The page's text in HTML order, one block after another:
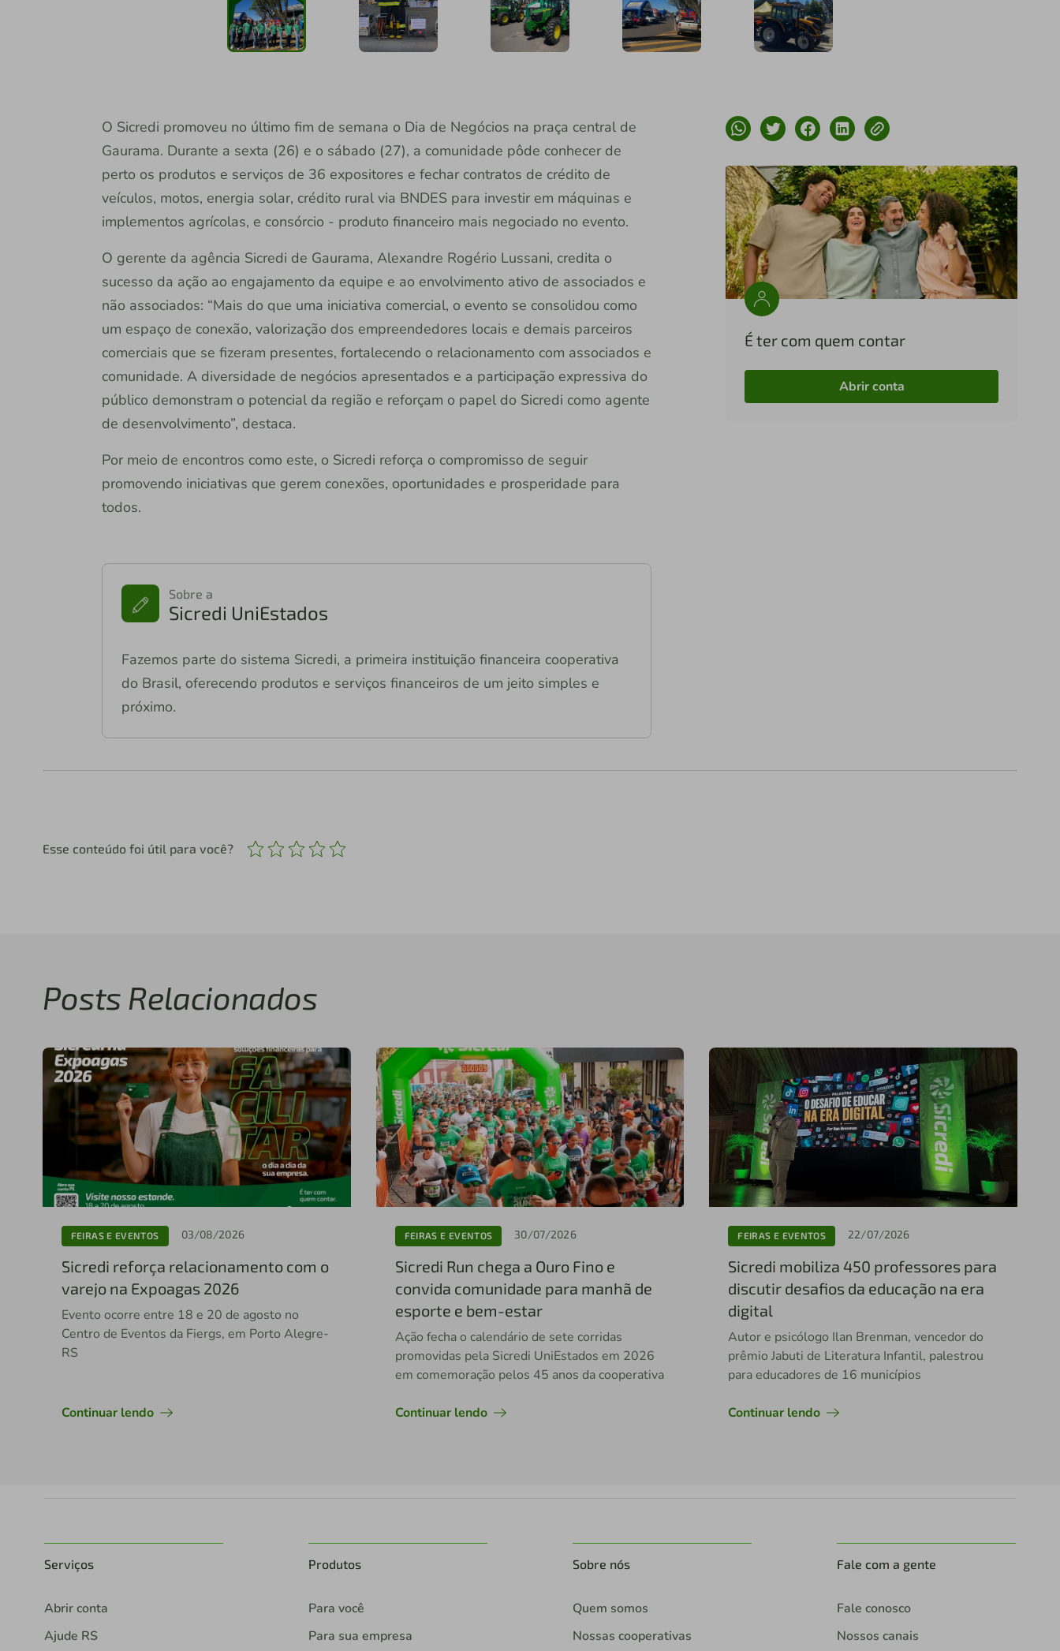
O Sicredi promoveu no último fim de semana o Dia de Negócios na praça central de
Gaurama. Durante a sexta (26) e o sábado (27), a comunidade pôde conhecer de
perto os produtos e serviços de 36 expositores e fechar contratos de crédito de
veículos, motos, energia solar, crédito rural via BNDES para investir em máquinas e
implementos agrícolas, e consórcio - produto financeiro mais negociado no evento.
O gerente da agência Sicredi de Gaurama, Alexandre Rogério Lussani, credita o
sucesso da ação ao engajamento da equipe e ao envolvimento ativo de associados e
não associados: “Mais do que uma iniciativa comercial, o evento se consolidou como
um espaço de conexão, valorização dos empreendedores locais e demais parceiros
comerciais que se fizeram presentes, fortalecendo o relacionamento com associados e
comunidade. A diversidade de negócios apresentados e a participação expressiva do
público demonstram o potencial da região e reforçam o papel do Sicredi como agente
de desenvolvimento”, destaca.
Por meio de encontros como este, o Sicredi reforça o compromisso de seguir
promovendo iniciativas que gerem conexões, oportunidades e prosperidade para
todos.
Sobre a
Sicredi UniEstados
Fazemos parte do sistema Sicredi, a primeira instituição financeira cooperativa
do Brasil, oferecendo produtos e serviços financeiros de um jeito simples e
próximo.
É ter com quem contar
Abrir conta
Esse conteúdo foi útil para você?
Posts Relacionados
FEIRAS E EVENTOS 03/08/2026
Sicredi reforça relacionamento com o
varejo na Expoagas 2026
Evento ocorre entre 18 e 20 de agosto no
Centro de Eventos da Fiergs, em Porto Alegre-
RS
Continuar lendo
FEIRAS E EVENTOS 30/07/2026
Sicredi Run chega a Ouro Fino e
convida comunidade para manhã de
esporte e bem-estar
Ação fecha o calendário de sete corridas
promovidas pela Sicredi UniEstados em 2026
em comemoração pelos 45 anos da cooperativa
Continuar lendo
FEIRAS E EVENTOS 22/07/2026
Sicredi mobiliza 450 professores para
discutir desafios da educação na era
digital
Autor e psicólogo Ilan Brenman, vencedor do
prêmio Jabuti de Literatura Infantil, palestrou
para educadores de 16 municípios
Continuar lendo
Serviços
Abrir conta
Ajude RS
Produtos
Para você
Para sua empresa
Sobre nós
Quem somos
Nossas cooperativas
Fale com a gente
Fale conosco
Nossos canais